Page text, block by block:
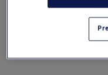
Come calcoliamo e